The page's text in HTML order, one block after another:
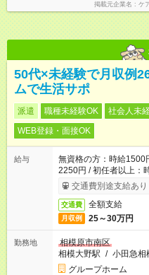
掲載元企業名 ケ
50代×未経験で月収例
ムで生活サポ
派遣 職種未経験OK 社会人未
WEB登録・面接OK
給与
無資格の方：時給1500
2250円 / 初任者以上：
交通費別途支給あり
交通費 全額支給
月収例 25～30万円
勤務地
相模原市南区
相模大野駅 / 小田急相
グループホーム